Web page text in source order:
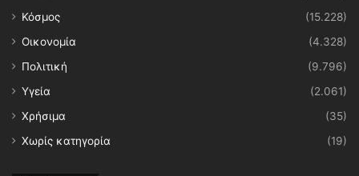
Κόσμος
(15.228)
Οικονομία
(4.328)
Πολιτική
(9.796)
Υγεία
(2.061)
Χρήσιμα
(35)
Χωρίς κατηγορία
(19)